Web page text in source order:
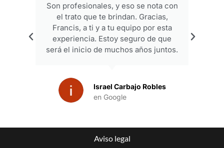
Son profesionales, y eso se nota con
el trato que te brindan. Gracias,
Francis, a ti y a tu equipo por esta
experiencia. Estoy seguro de que
será el inicio de muchos años juntos.
Israel Carbajo Robles
en Google
Aviso legal